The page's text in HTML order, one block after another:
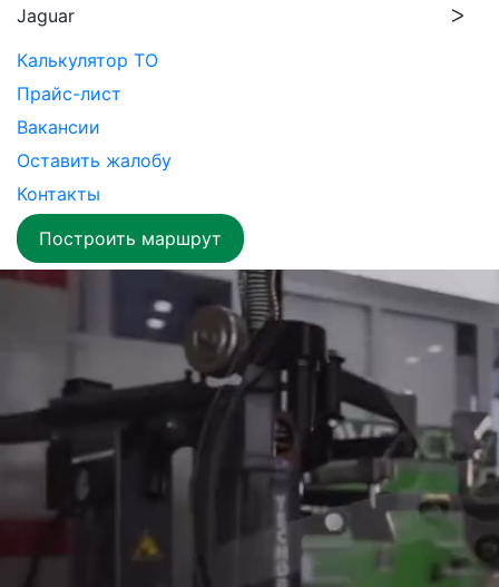
Jaguar
Калькулятор ТО
Прайс-лист
Вакансии
Оставить жалобу
Контакты
Построить маршрут